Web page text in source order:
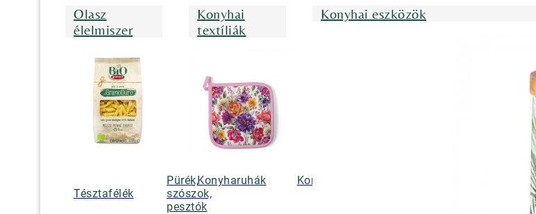
Olasz
élelmiszer
Tésztafélék
Pürék,
szószok,
pesztók
Konyhai
textíliák
Konyharuhák Konyhai kötények
Konyhai eszközök